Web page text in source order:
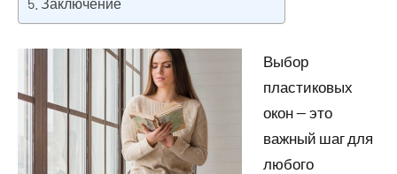
Выбор
пластиковых
окон — это
важный шаг для
любого